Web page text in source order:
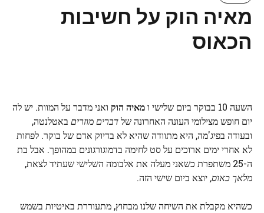
מאיה הוק על חשיבות
הכאוס
השעה 10 בבוקר ביום שלישי ו מאיה הוק ואני מדבר על המוות. יש לה
יום חופש מצילומי העונה האחרונה שלדברים מוזרים באטלנטה,
ובעודה בפיג'מה, היא מתוודה שהיא לא בדיוק אדם של בוקר. לפחות
לא אחרי ימים ארוכים על סט לחימה בדמוגורגונים במהופך. אבל בת
ה-25 משתפרת כשאני מעלה את אלבומה השלישי שעתיד לצאת,
מלאך כאוס, יוצא ביום שישי הזה.
כשהיא מקבלת את השיחה שלנו מבחוץ, מתעוררת באיטיות בשמש